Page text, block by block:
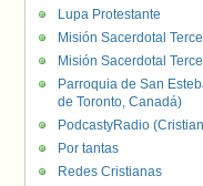
Lupa Protestante
Misión Sacerdotal
Misión Sacerdotal
Parroquia de San
de Toronto, Canadá)
PodcastyRadio
Por tantas
Redes Cristianas